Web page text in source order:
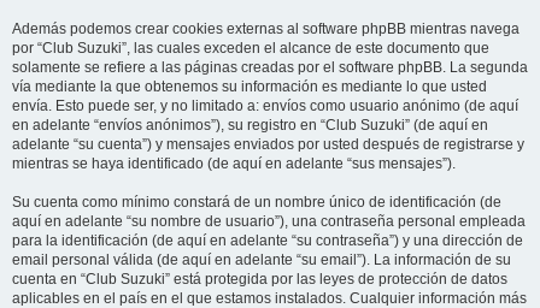
Además podemos crear cookies externas al software phpBB mientras navega
por “Club Suzuki”, las cuales exceden el alcance de este documento que
solamente se refiere a las páginas creadas por el software phpBB. La segunda
vía mediante la que obtenemos su información es mediante lo que usted
envía. Esto puede ser, y no limitado a: envíos como usuario anónimo (de aquí
en adelante “envíos anónimos”), su registro en “Club Suzuki” (de aquí en
adelante “su cuenta”) y mensajes enviados por usted después de registrarse y
mientras se haya identificado (de aquí en adelante “sus mensajes”).
Su cuenta como mínimo constará de un nombre único de identificación (de
aquí en adelante “su nombre de usuario”), una contraseña personal empleada
para la identificación (de aquí en adelante “su contraseña”) y una dirección de
email personal válida (de aquí en adelante “su email”). La información de su
cuenta en “Club Suzuki” está protegida por las leyes de protección de datos
aplicables en el país en el que estamos instalados. Cualquier información más